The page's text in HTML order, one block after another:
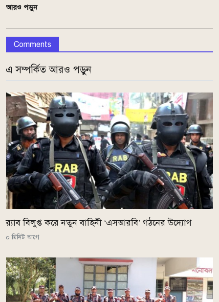
আরও পড়ুন
Comments
এ সম্পর্কিত আরও পড়ুন
র‌্যাব বিলুপ্ত করে নতুন বাহিনী ‘এসআরবি’ গঠনের উদ্যোগ
০ মিনিট আগে